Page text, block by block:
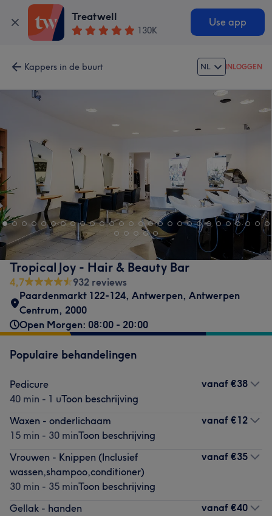
Treatwell
130K
Use app
Kappers in de buurt NL INLOGGEN
Tropical Joy - Hair & Beauty Bar
4,7
932 reviews
Paardenmarkt 122-124, Antwerpen, Antwerpen
Centrum, 2000
Open Morgen: 08:00 - 20:00
Populaire behandelingen
Pedicure
40 min - 1 uToon beschrijving
vanaf €38
Waxen - onderlichaam
15 min - 30 minToon beschrijving
vanaf €12
Vrouwen - Knippen (Inclusief
wassen,shampoo,conditioner)
30 min - 35 minToon beschrijving
vanaf €35
Gellak - handen
vanaf €40